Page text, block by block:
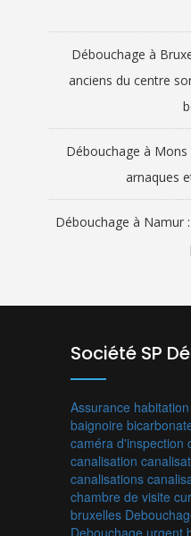
Débouchage à
anciens du centre
Débouchage à
arnaques
Débouchage à Namur
Société SP
Assurance habitation
baignoire
caméra d'inspection
canalisation
canalisations
chambre de visite
bruxelles
Debouchage urgent